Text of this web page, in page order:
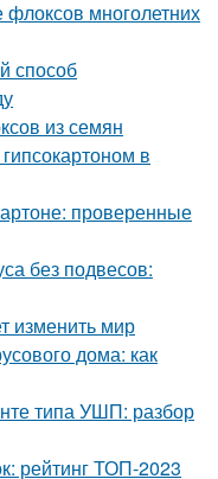
флоксов многолетних
способ
из семян
в
проверенные
без подвесов:
изменить мир
дома: как
типа УШП: разбор
рейтинг ТОП-2023